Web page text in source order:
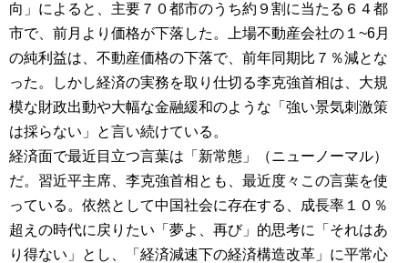
向」によると、主要７０都市のうち約９割に当たる６４都
市で、前月より価格が下落した。上場不動産会社の１~6月
の純利益は、不動産価格の下落で、前年同期比７％減とな
った。しかし経済の実務を取り仕切る李克強首相は、大規
模な財政出動や大幅な金融緩和のような「強い景気刺激策
は採らない」と言い続けている。
経済面で最近目立つ言葉は「新常態」（ニューノーマル）
だ。習近平主席、李克強首相とも、最近度々この言葉を使
っている。依然として中国社会に存在する、成長率１０％
超えの時代に戻りたい「夢よ、再び」的思考に「それはあ
り得ない」とし、「経済減速下の経済構造改革」に平常心